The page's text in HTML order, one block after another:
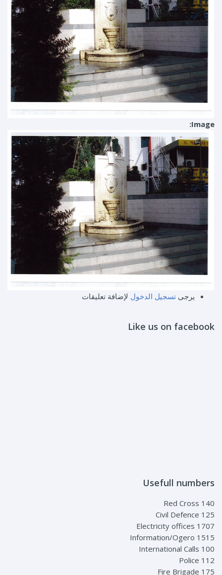
Image:
يرجى تسجيل الدخول لإضافة تعليقات
Like us on facebook
Usefull numbers
Red Cross 140
Civil Defence 125
Electricity offices 1707
Information/Ogero 1515
International Calls 100
Police 112
Fire Brigade 175